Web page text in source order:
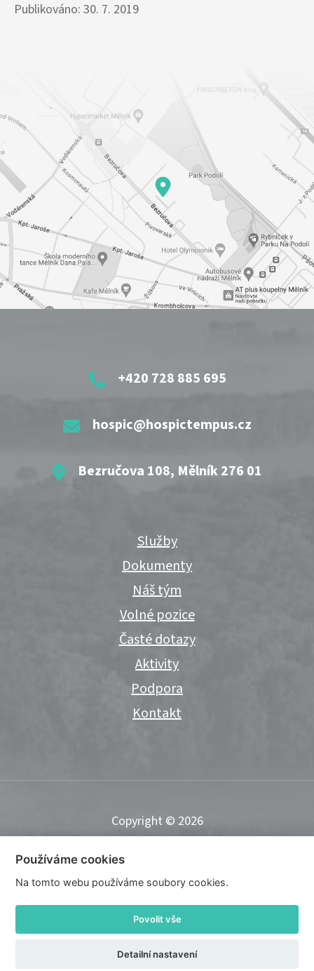
Publikováno: 30. 7. 2019
+420 728 885 695
hospic@hospictempus.cz
Bezručova 108, Mělník 276 01
Služby
Dokumenty
Náš tým
Volné pozice
Časté dotazy
Aktivity
Podpora
Kontakt
Copyright © 2026
Tvorba webu Shopea.cz
Používáme cookies
Na tomto webu používáme soubory cookies.
Povolit vše
Detailní nastavení